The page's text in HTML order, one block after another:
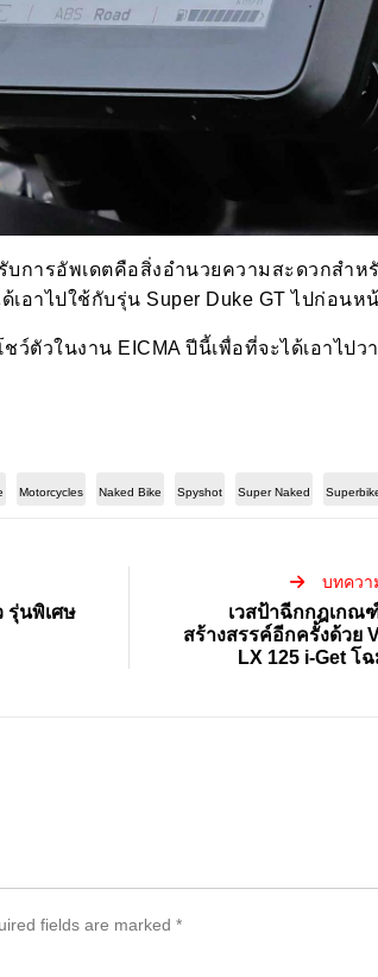
บการอัพเดตคือสิ่งอำนวยความสะดวกสำห
อาไปใช้กับรุ่น Super Duke GT ไปก่อนห
ว์ตัวในงาน EICMA ปีนี้เพื่อที่จะได้เอาไป
Motorcycles Naked Bike Spyshot Super Naked
รุ่นพิเศษ
บทควา
เวสป้าฉีกกฎเกณ
สร้างสรรค์อีกครั้งด้วย
LX 125 i-Get โ
fields are marked *